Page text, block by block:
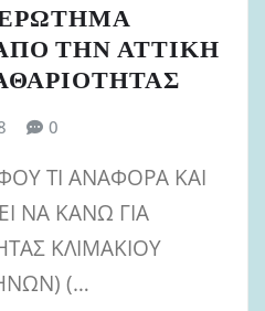
ΤΗΝ ΑΤΤΙΚΗ
0
ΤΙ ΑΝΑΦΟΡΑ ΚΑΙ
ΝΑ ΚΑΝΩ ΓΙΑ
ΚΛΙΜΑΚΙΟΥ
(…